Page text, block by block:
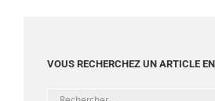
VOUS RECHERCHEZ UN ARTICLE
Rechercher: